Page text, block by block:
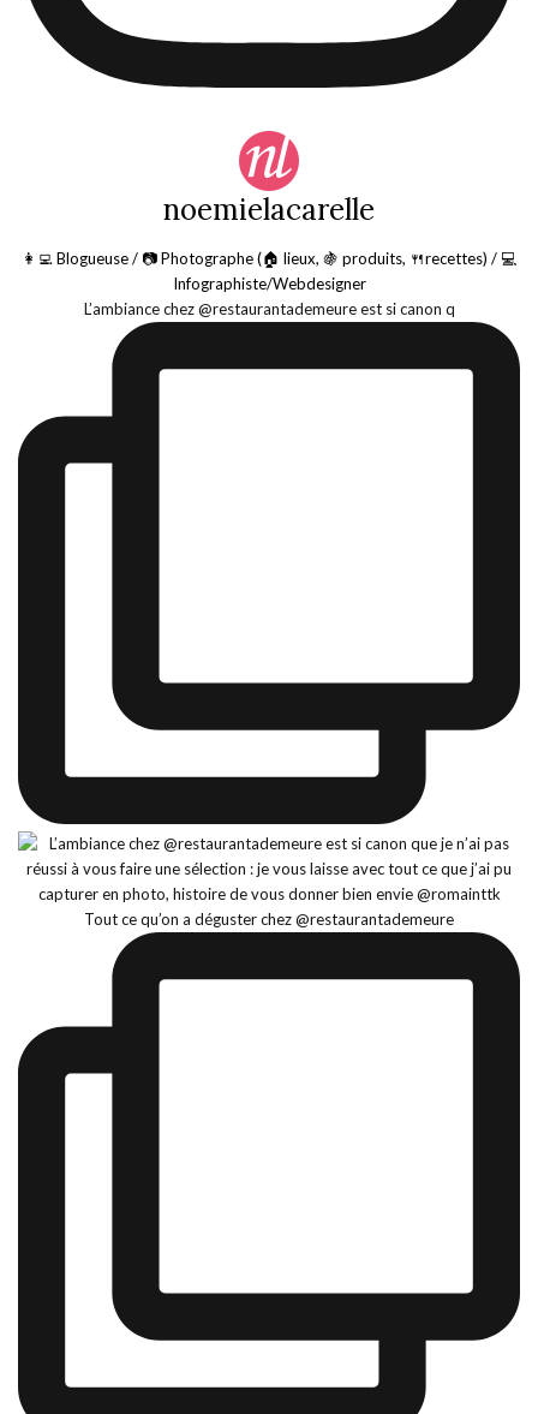
noemielacarelle
👩‍💻 Blogueuse / 📷 Photographe (🏠 lieux, 🍇 produits, 🍴recettes) / 💻
Infographiste/Webdesigner
L’ambiance chez @restaurantademeure est si canon q
Tout ce qu’on a déguster chez @restaurantademeure